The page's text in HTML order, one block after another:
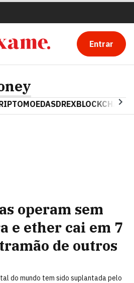
Entrar
DREXBLOCKCHAIN
operam sem
e ether cai em 7
de outros
do mundo tem sido suplantada pelo